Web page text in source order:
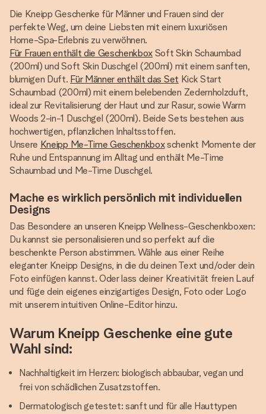
Die Kneipp Geschenke für Männer und Frauen sind der
perfekte Weg, um deine Liebsten mit einem luxuriösen
Home-Spa-Erlebnis zu verwöhnen.
Für Frauen enthält die Geschenkbox Soft Skin Schaumbad
(200ml) und Soft Skin Duschgel (200ml) mit einem sanften,
blumigen Duft. Für Männer enthält das Set Kick Start
Schaumbad (200ml) mit einem belebenden Zedernholzduft,
ideal zur Revitalisierung der Haut und zur Rasur, sowie Warm
Woods 2-in-1 Duschgel (200ml). Beide Sets bestehen aus
hochwertigen, pflanzlichen Inhaltsstoffen.
Unsere Kneipp Me-Time Geschenkboxschenkt Momente der
Ruhe und Entspannung im Alltag und enthält Me-Time
Schaumbad und Me-Time Duschgel.
Mache es wirklich persönlich mit individuellen
Designs
Das Besondere an unseren Kneipp Wellness-Geschenkboxen:
Du kannst sie personalisieren und so perfekt auf die
beschenkte Person abstimmen. Wähle aus einer Reihe
eleganter Kneipp Designs, in die du deinen Text und/oder dein
Foto einfügen kannst. Oder lass deiner Kreativität freien Lauf
und füge dein eigenes einzigartiges Design, Foto oder Logo
mit unserem intuitiven Online-Editor hinzu.
Warum Kneipp Geschenke eine gute
Wahl sind:
Nachhaltigkeit im Herzen: biologisch abbaubar, vegan und
frei von schädlichen Zusatzstoffen.
Dermatologisch getestet: sanft und für alle Hauttypen